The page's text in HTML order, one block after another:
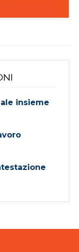
insieme